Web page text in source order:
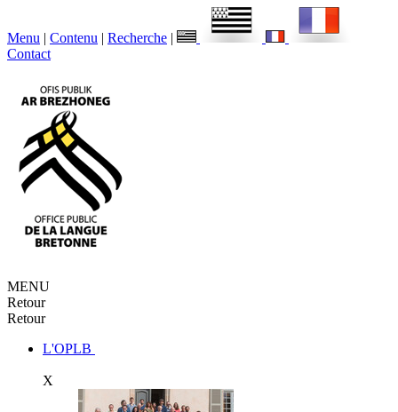
Menu | Contenu | Recherche |
Contact
MENU
Retour
Retour
L'OPLB
X